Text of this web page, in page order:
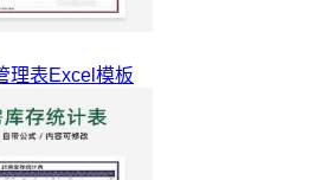
理表Excel模板